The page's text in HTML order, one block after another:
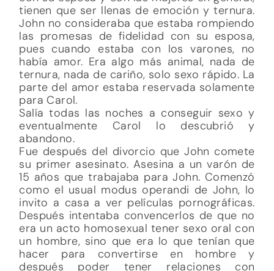
tienen que ser llenas de emoción y ternura.
John no consideraba que estaba rompiendo
las promesas de fidelidad con su esposa,
pues cuando estaba con los varones, no
había amor. Era algo más animal, nada de
ternura, nada de cariño, solo sexo rápido. La
parte del amor estaba reservada solamente
para Carol.
Salía todas las noches a conseguir sexo y
eventualmente Carol lo descubrió y
abandono.
Fue después del divorcio que John comete
su primer asesinato. Asesina a un varón de
15 años que trabajaba para John. Comenzó
como el usual modus operandi de John, lo
invito a casa a ver películas pornográficas.
Después intentaba convencerlos de que no
era un acto homosexual tener sexo oral con
un hombre, sino que era lo que tenían que
hacer para convertirse en hombre y
después poder tener relaciones con